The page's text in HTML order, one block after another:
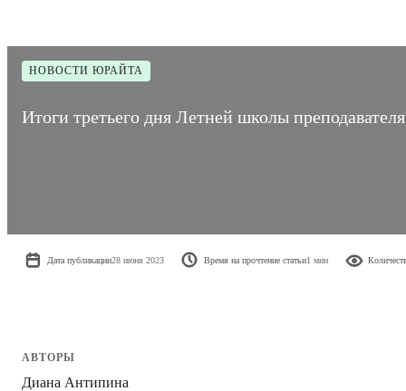
НОВОСТИ ЮРАЙТА
Итоги третьего дня Летней школы преподавателя
Дата публикации28 июня 2023 Время на прочтение статьи1 мин
АВТОРЫ
Диана Антипина